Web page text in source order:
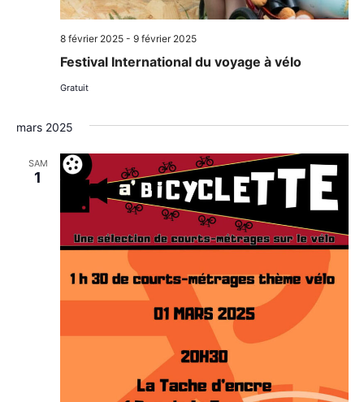
Festival International du voyage à vélo
8 février 2025- 9 février 2025
Gratuit
mars 2025
SAM
1